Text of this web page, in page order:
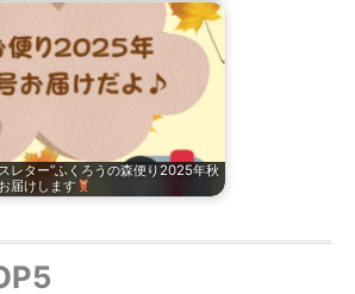
レター“ふくろうの森便り2025年秋
届けします